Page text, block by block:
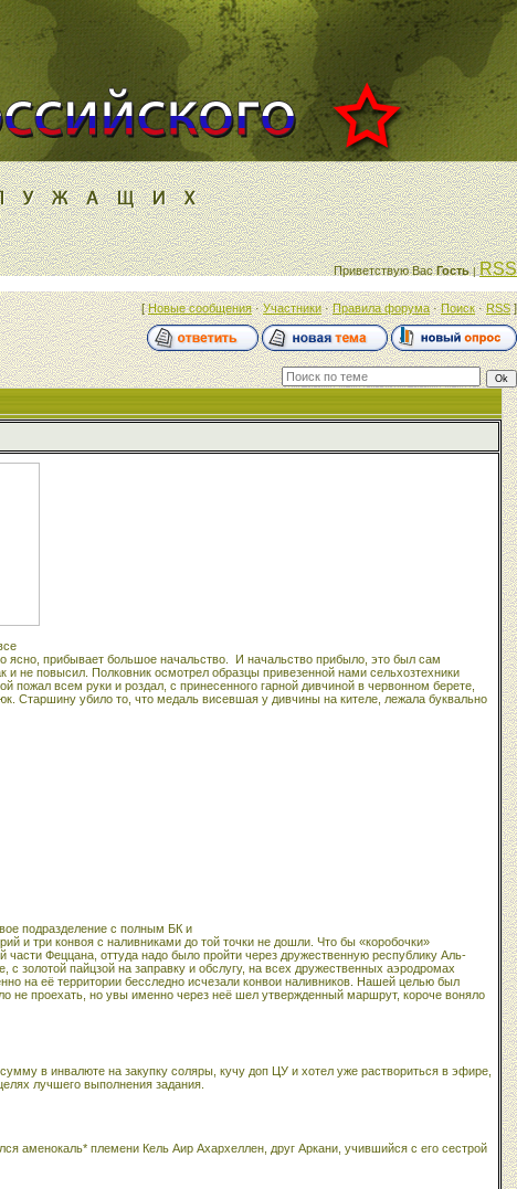
Приветствую Вас Гость |RSS
[Новые сообщения·Участники·Правила форума·Поиск·RSS]
ясно, прибывает большое начальство.
И начальство прибыло, это был сам
не повысил. Полковник осмотрел образцы привезенной нами сельхозтехники
всем руки и роздал, с принесенного гарной дивчиной в червонном берете,
Старшину убило то, что медаль висевшая у дивчины на кителе, лежала буквально
подразделение с полным БК и
и три конвоя с наливниками до той точки не дошли. Что бы «коробочки»
Феццана, оттуда надо было пройти через дружественную республику Аль-
золотой пайцзой на заправку и обслугу, на всех дружественных аэродромах
на её территории бесследно исчезали конвои наливников. Нашей целью был
не проехать, но увы именно через неё шел утвержденный маршрут, короче воняло
в инвалюте на закупку соляры, кучу доп ЦУ и хотел уже раствориться в эфире,
лучшего выполнения задания.
аменокаль* племени Кель Аир Ахархеллен, друг Аркани, учившийся с его сестрой